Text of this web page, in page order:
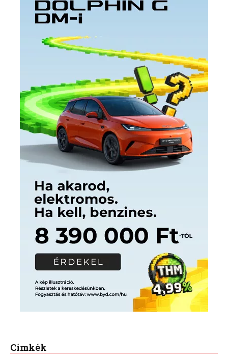
Címkék